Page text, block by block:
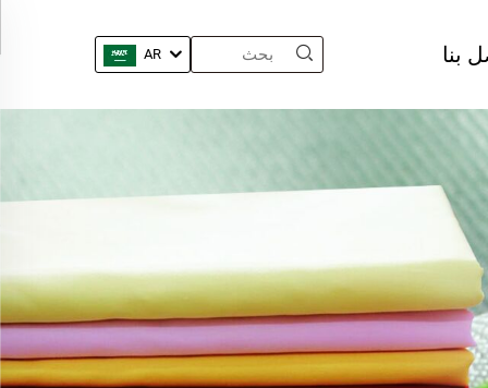
بنا AR